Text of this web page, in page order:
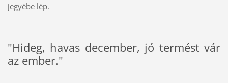
jegyébe lép.
"Hideg, havas december, jó termést vár
az ember."